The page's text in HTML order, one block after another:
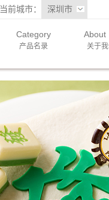
当前城市： 深圳市
Category
产品名录
About
关于